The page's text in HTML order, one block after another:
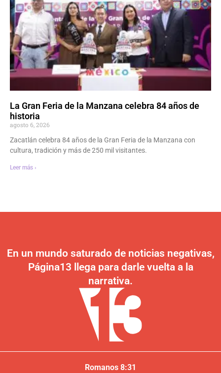
La Gran Feria de la Manzana celebra 84 años de
historia
agosto 6, 2026
Zacatlán celebra 84 años de la Gran Feria de la Manzana con
cultura, tradición y más de 250 mil visitantes.
Leer más ›
En un mundo saturado de noticias negativas,
Página13 llega para darle vuelta a la
narrativa.
Romanos 8:31